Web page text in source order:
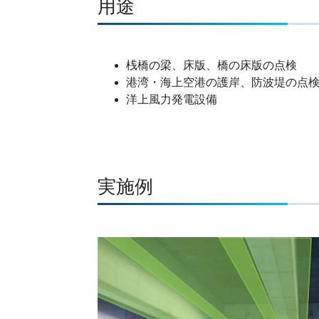
用途
桟橋の梁、床版、橋の床版の点検
港湾・海上空港の護岸、防波堤の点検
洋上風力発電設備
実施例